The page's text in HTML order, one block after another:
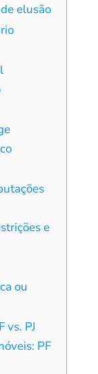
elusão
e
ou
vs. PJ
PF